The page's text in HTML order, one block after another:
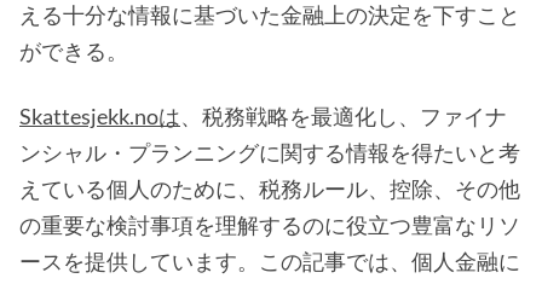
える十分な情報に基づいた金融上の決定を下すこと
ができる。
Skattesjekk.noは、税務戦略を最適化し、ファイナ
ンシャル・プランニングに関する情報を得たいと考
えている個人のために、税務ルール、控除、その他
の重要な検討事項を理解するのに役立つ豊富なリソ
ースを提供しています。この記事では、個人金融に